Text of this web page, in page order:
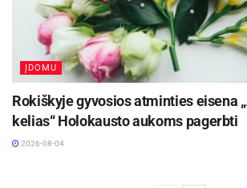
ĮDOMU
Rokiškyje gyvosios atminties eisena
kelias“ Holokausto aukoms pagerbti
2026-08-04